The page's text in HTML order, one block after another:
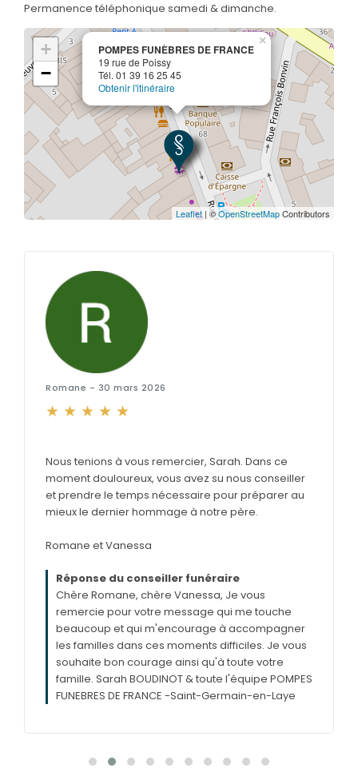
Permanence téléphonique samedi & dimanche.
POMPES FUNÈBRES DE FRANCE
19 rue de Poissy
Tél. 01 39 16 25 45
Obtenir l'itinéraire
×
+
−
Leaflet| ©OpenStreetMapContributors
Romane - 30 mars 2026
Nous tenions à vous remercier, Sarah. Dans ce
moment douloureux, vous avez su nous conseiller
et prendre le temps nécessaire pour préparer au
mieux le dernier hommage à notre père.
Romane et Vanessa
Réponse du conseiller funéraire
Chère Romane, chère Vanessa, Je vous
remercie pour votre message qui me touche
beaucoup et qui m'encourage à accompagner
les familles dans ces moments difficiles. Je vous
souhaite bon courage ainsi qu'à toute votre
famille. Sarah BOUDINOT & toute l'équipe POMPES
FUNEBRES DE FRANCE -Saint-Germain-en-Laye